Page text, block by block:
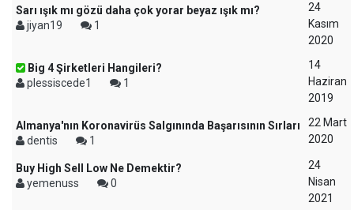
Sarı ışık mı gözü daha çok yorar beyaz ışık mı?
jiyan19
1
24
Kasım
2020
Big 4 Şirketleri Hangileri?
plessiscede1
1
14
Haziran
2019
Almanya'nın Koronavirüs Salgınında Başarısının Sırları
dentis
1
22 Mart
2020
Buy High Sell Low Ne Demektir?
yemenuss
0
24
Nisan
2021